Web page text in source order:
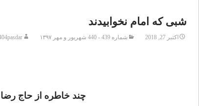
شبی که امام نخوابیدند
اکتبر 27, 2018 شماره 439 - 440 شهریور و مهر ۱۳۹۷
چند خاطره از حاج